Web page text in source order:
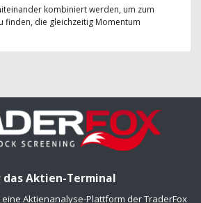
kombiniert werden, um zum
finden, die gleichzeitig Momentum
das Aktien-Terminal
Aktienanalyse-Plattform der TraderFox